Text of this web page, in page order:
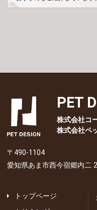
PET
株式会社コ
株式会社ペ
〒490-1104
愛知県あま市西今宿郷内二
トップページ